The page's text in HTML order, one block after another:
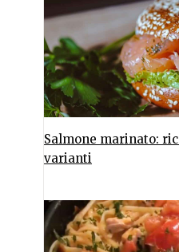
Salmone marinato:
varianti